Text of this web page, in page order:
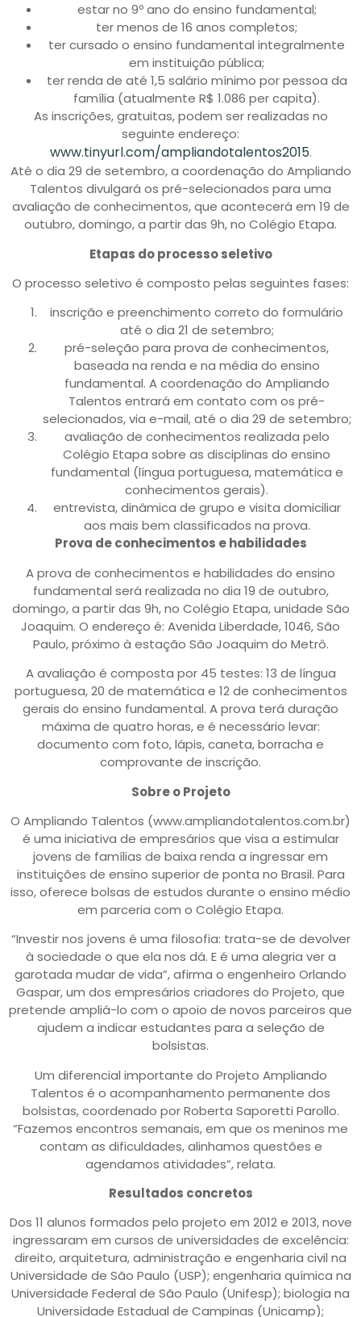
estar no 9º ano do ensino fundamental;
ter menos de 16 anos completos;
ter cursado o ensino fundamental integralmente
em instituição pública;
ter renda de até 1,5 salário mínimo por pessoa da
família (atualmente R$ 1.086 per capita).
As inscrições, gratuitas, podem ser realizadas no
seguinte endereço:
www.tinyurl.com/ampliandotalentos2015.
Até o dia 29 de setembro, a coordenação do Ampliando
Talentos divulgará os pré-selecionados para uma
avaliação de conhecimentos, que acontecerá em 19 de
outubro, domingo, a partir das 9h, no Colégio Etapa.
Etapas do processo seletivo
O processo seletivo é composto pelas seguintes fases:
inscrição e preenchimento correto do formulário
até o dia 21 de setembro;
pré-seleção para prova de conhecimentos,
baseada na renda e na média do ensino
fundamental. A coordenação do Ampliando
Talentos entrará em contato com os pré-
selecionados, via e-mail, até o dia 29 de setembro;
avaliação de conhecimentos realizada pelo
Colégio Etapa sobre as disciplinas do ensino
fundamental (língua portuguesa, matemática e
conhecimentos gerais).
entrevista, dinâmica de grupo e visita domiciliar
aos mais bem classificados na prova.
Prova de conhecimentos e habilidades
A prova de conhecimentos e habilidades do ensino
fundamental será realizada no dia 19 de outubro,
domingo, a partir das 9h, no Colégio Etapa, unidade São
Joaquim. O endereço é: Avenida Liberdade, 1046, São
Paulo, próximo à estação São Joaquim do Metrô.
A avaliação é composta por 45 testes: 13 de língua
portuguesa, 20 de matemática e 12 de conhecimentos
gerais do ensino fundamental. A prova terá duração
máxima de quatro horas, e é necessário levar:
documento com foto, lápis, caneta, borracha e
comprovante de inscrição.
Sobre o Projeto
O Ampliando Talentos (www.ampliandotalentos.com.br)
é uma iniciativa de empresários que visa a estimular
jovens de famílias de baixa renda a ingressar em
instituições de ensino superior de ponta no Brasil. Para
isso, oferece bolsas de estudos durante o ensino médio
em parceria com o Colégio Etapa.
“Investir nos jovens é uma filosofia: trata-se de devolver
à sociedade o que ela nos dá. E é uma alegria ver a
garotada mudar de vida”, afirma o engenheiro Orlando
Gaspar, um dos empresários criadores do Projeto, que
pretende ampliá-lo com o apoio de novos parceiros que
ajudem a indicar estudantes para a seleção de
bolsistas.
Um diferencial importante do Projeto Ampliando
Talentos é o acompanhamento permanente dos
bolsistas, coordenado por Roberta Saporetti Parollo.
“Fazemos encontros semanais, em que os meninos me
contam as dificuldades, alinhamos questões e
agendamos atividades”, relata.
Resultados concretos
Dos 11 alunos formados pelo projeto em 2012 e 2013, nove
ingressaram em cursos de universidades de excelência:
direito, arquitetura, administração e engenharia civil na
Universidade de São Paulo (USP); engenharia química na
Universidade Federal de São Paulo (Unifesp); biologia na
Universidade Estadual de Campinas (Unicamp);